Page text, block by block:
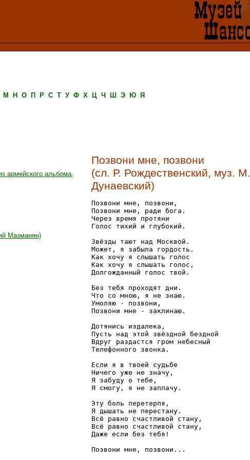
М Н О П Р С Т У Ф Х Ц Ч Ш Э Ю Я
армейского альбома,
Мазманян)
Позвони мне, позвони
(сл. Р. Рождественский, муз. М.
Дунаевский)
Позвони мне, позвони,
Позвони мне, ради бога.
Через время протяни
Голос тихий и глубокий.
Звёзды тают над Москвой.
Может, я забыла гордость.
Как хочу я слышать голос
Как хочу я слышать голос,
Долгожданный голос твой.
Без тебя проходят дни.
Что со мною, я не знаю.
Умоляю - позвони,
Позвони мне - заклинаю.
Дотянись издалека,
Пусть над этой звёздной бездной
Вдруг раздастся гром небесный
Телефонного звонка.
Если я в твоей судьбе
Ничего уже не значу,
Я забуду о тебе,
Я смогу, я не заплачу.
Эту боль перетерпя,
Я дышать не перестану.
Всё равно счастливой стану,
Всё равно счастливой стану,
Даже если без тебя!